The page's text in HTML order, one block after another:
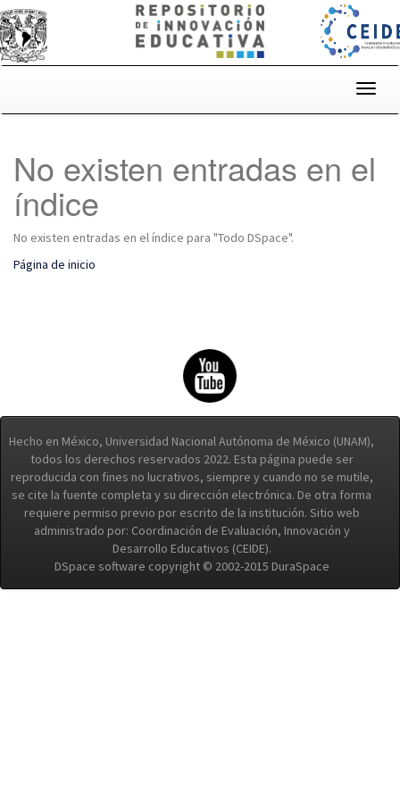
No existen entradas en el
índice
No existen entradas en el índice para "Todo DSpace".
Página de inicio
Hecho en México, Universidad Nacional Autónoma de México (UNAM),
todos los derechos reservados 2022. Esta página puede ser
reproducida con fines no lucrativos, siempre y cuando no se mutile,
se cite la fuente completa y su dirección electrónica. De otra forma
requiere permiso previo por escrito de la institución. Sitio web
administrado por: Coordinación de Evaluación, Innovación y
Desarrollo Educativos (CEIDE).
DSpace software copyright © 2002-2015 DuraSpace